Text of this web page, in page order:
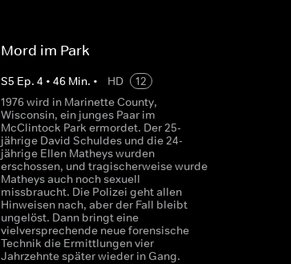
Mord im Park
S5 Ep. 4 • 46Min. • HD
12
1976 wird in Marinette County,
Wisconsin, ein junges Paar im
McClintock Park ermordet. Der 25-
jährige David Schuldes und die 24-
jährige Ellen Matheys wurden
erschossen, und tragischerweise wurde
Matheys auch noch sexuell
missbraucht. Die Polizei geht allen
Hinweisen nach, aber der Fall bleibt
ungelöst. Dann bringt eine
vielversprechende neue forensische
Technik die Ermittlungen vier
Jahrzehnte später wieder in Gang.